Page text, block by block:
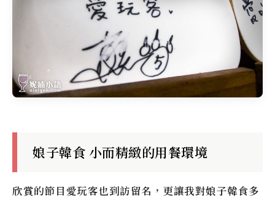
娘子韓食 小而精緻的用餐環境
欣賞的節目愛玩客也到訪留名，更讓我對娘子韓食多